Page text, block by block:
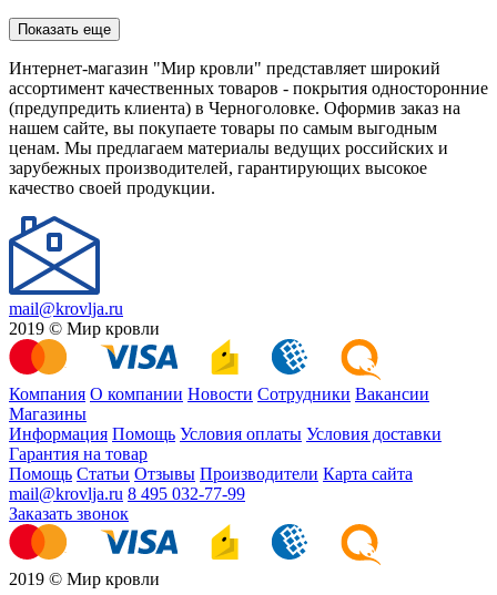
Показать еще
Интернет-магазин "Мир кровли" представляет широкий
ассортимент качественных товаров - покрытия односторонние
(предупредить клиента) в Черноголовке. Оформив заказ на
нашем сайте, вы покупаете товары по самым выгодным
ценам. Мы предлагаем материалы ведущих российских и
зарубежных производителей, гарантирующих высокое
качество своей продукции.
mail@krovlja.ru
2019 © Мир кровли
Компания О компании Новости Сотрудники Вакансии
Магазины
Информация Помощь Условия оплаты Условия доставки
Гарантия на товар
Помощь Статьи Отзывы Производители Карта сайта
mail@krovlja.ru 8 495 032-77-99
Заказать звонок
2019 © Мир кровли